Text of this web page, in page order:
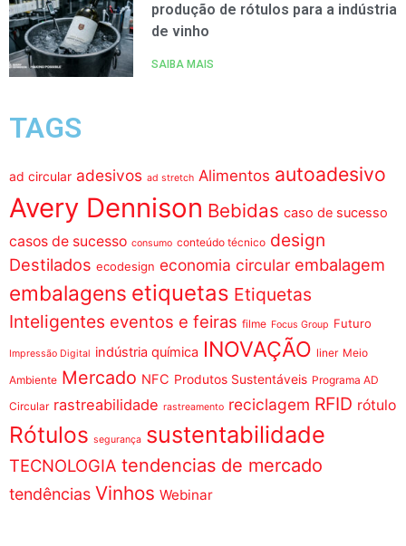
produção de rótulos para a indústria
de vinho
SAIBA MAIS
TAGS
ad circular adesivos ad stretch Alimentos autoadesivo
Avery Dennison Bebidas caso de sucesso
casos de sucesso consumo conteúdo técnico design
Destilados ecodesign economia circular embalagem
embalagens etiquetas Etiquetas
Inteligentes eventos e feiras filme Focus Group Futuro
Impressão Digital indústria química INOVAÇÃO liner Meio
Ambiente Mercado NFC Produtos Sustentáveis Programa AD
Circular rastreabilidade rastreamento reciclagem RFID rótulo
Rótulos segurança sustentabilidade
TECNOLOGIA tendencias de mercado
tendências Vinhos Webinar